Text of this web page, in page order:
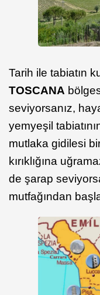
Tarih ile tabiatın
TOSCANA
seviyorsanız,
yemyeşil
mutlaka gidilesi
kırıklığına
de şarap
mutfağından